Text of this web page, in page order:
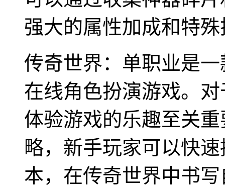
强大的属性加成和特
传奇世界：单职业是
在线角色扮演游戏。
体验游戏的乐趣至关
略，新手玩家可以快
本，在传奇世界中书